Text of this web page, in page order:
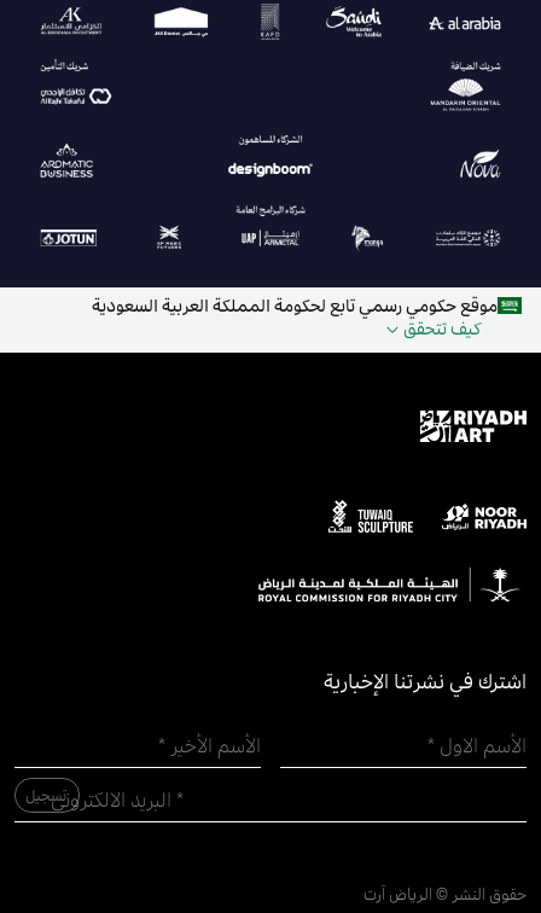
موقع حكومي رسمي تابع لحكومة المملكة العربية السعودية
كيف تتحقق
اشترك في نشرتنا الإخبارية
حقوق النشر © الرياض آرت